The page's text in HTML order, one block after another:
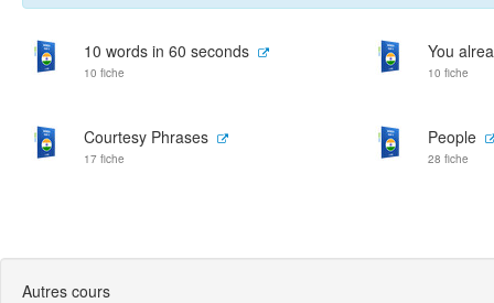
10 words in 60 seconds
10 fiche
You
10 fiche
Courtesy Phrases
17 fiche
People
28 fiche
Autres cours